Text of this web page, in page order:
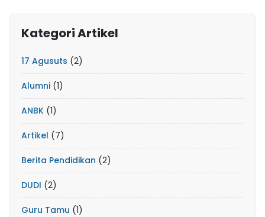
Kategori Artikel
17 Agusuts (2)
Alumni (1)
ANBK (1)
Artikel (7)
Berita Pendidikan (2)
DUDI (2)
Guru Tamu (1)